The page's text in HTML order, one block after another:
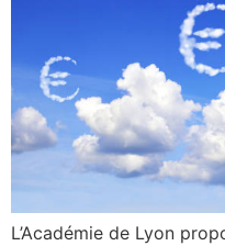
L’Académie de Lyon